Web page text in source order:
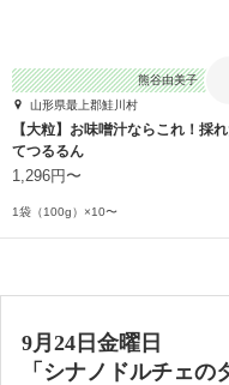
熊谷由美子
山形県最上郡鮭川村
【大粒】お味噌汁ならこれ！採
てつるるん
1,296円〜
1袋（100g）×10〜
9月24日金曜日
「シナノドルチェの